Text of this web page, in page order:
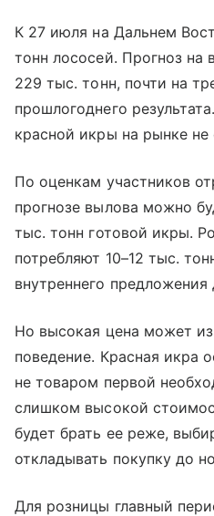
К 27 июля на Дальнем
тонн лососей. Прогноз на
229 тыс. тонн, почти на
прошлогоднего
красной икры на рынке
По оценкам участников
прогнозе вылова можно
тыс. тонн готовой икры.
потребляют 10–12 тыс.
внутреннего
Но высокая цена может
поведение. Красная икра
не товаром первой
слишком высокой
будет брать ее реже,
откладывать покупку до
Для розницы главный